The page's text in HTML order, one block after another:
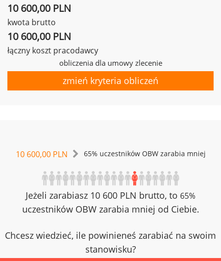
10 600,00 PLN
kwota brutto
10 600,00 PLN
łączny koszt pracodawcy
obliczenia dla umowy zlecenie
zmień kryteria obliczeń
10 600,00 PLN 65% uczestników OBW zarabia mniej
Jeżeli zarabiasz 10 600 PLN brutto, to 65%
uczestników OBW zarabia mniej od Ciebie.
Chcesz wiedzieć, ile powinieneś zarabiać na swoim
stanowisku?